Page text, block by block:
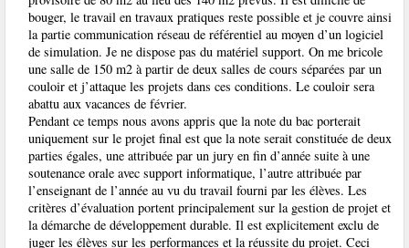
bouger, le travail en travaux pratiques reste possible et je couvre ainsi
la partie communication réseau de référentiel au moyen d’un logiciel
de simulation. Je ne dispose pas du matériel support. On me bricole
une salle de 150 m2 à partir de deux salles de cours séparées par un
couloir et j’attaque les projets dans ces conditions. Le couloir sera
abattu aux vacances de février.
Pendant ce temps nous avons appris que la note du bac porterait
uniquement sur le projet final est que la note serait constituée de deux
parties égales, une attribuée par un jury en fin d’année suite à une
soutenance orale avec support informatique, l’autre attribuée par
l’enseignant de l’année au vu du travail fourni par les élèves. Les
critères d’évaluation portent principalement sur la gestion de projet et
la démarche de développement durable. Il est explicitement exclu de
juger les élèves sur les performances et la réussite du projet. Ceci